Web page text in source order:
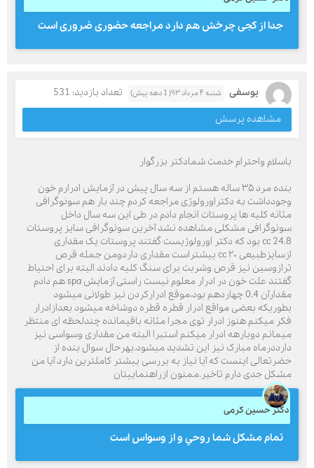
جدا از کجی چرخش هم دارد مراجعه حضوری ضروری است
یوسفی شنبه ۴ مرداد ۹۳( 1 دهه پیش)
تعداد بازدید: 531
مشاهده پرسش
باسلام واحترام خدمت شمادکتر بزرگوار
بنده مرد ۳۵ ساله هستم از سه سال پیش در آزمایش ادرارم خون
وجودداشت به دکتراورولوژی مراجعه کردم چند بار هم سونوگرافی
مثانه کلیه ها پروستات انجام دادم در طی این سه سال داخل
سونوگرافی مشکلی مشاهده نشد آخرین سونوگرافی سایز پروستات
24.8 cc بود که دکتر اورولوژیست گفتند پروستات یک مقداری
ازسایزطبیعی ۲۰ cc بیشتراست مقداری داردومن جمله قرص
ترازوسین نیز قرص وشربت برای سنگ کلیه دادند البته برای احتیاط
گفتند علت خون در ادرار معلوم نیست راستی آزمایش spa هم دادم
مقدارآن 0.4 چهاردهم بود،موقع ادرارکردن نیز طولانی میشود
بطوریکه بعضی مواقع ادرار قطره قطره دوشاخه میشود بعدازادرار
فکر میکنم هنوز ادرار توی مجرا مثانه باقیمانده چندلحظه ای منتظر
میمانم دوبارهه ادرار میکنم استبرا البته من مقداری وسواسی نیز
دارددرماه مبارک نیز این تشدید میشود.بهرحال سوال بنده از
حضرتعالی اینست که آیا نیاز به بررسی بیشتر کاملترین دارد آیا من
مشکل جدی دارم تاخیر.ممنون ازراهنماییتان
دکتر حسین کرمی
تمام مشكل شما روحي و از وسواس است